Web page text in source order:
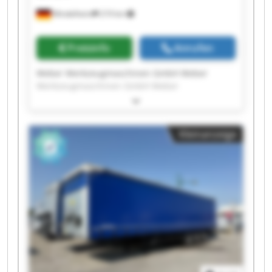
Mindelheim 219 km
Preisinfo Anrufen
Weber Werkzeugmaschinen GmbH Weber
Werkzeugmaschinen GmbH Weber
Werkzeugmaschinen GmbH Weber
Werkzeugmaschinen GmbH Weber
Werkzeugmaschinen GmbH Weber
Werkzeugmaschinen GmbH Weber
Werkzeugmaschinen GmbH Weber
Werkzeugmaschinen GmbH Weber
Werkzeugmaschinen GmbH Weber
Werkzeugmaschinen GmbH Weber
Werkzeugmaschinen GmbH Weber
Werkzeugmaschinen GmbH Weber
Werkzeugmaschinen GmbH Weber
Kleinanzeige